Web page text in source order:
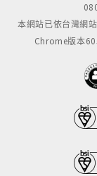
本網站已依台灣網
Chrome版本